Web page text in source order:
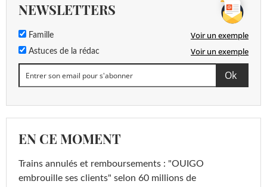
NEWSLETTERS
Famille Voir un exemple
Astuces de la rédac Voir un exemple
EN CE MOMENT
Trains annulés et remboursements : "OUIGO
embrouille ses clients" selon 60 millions de